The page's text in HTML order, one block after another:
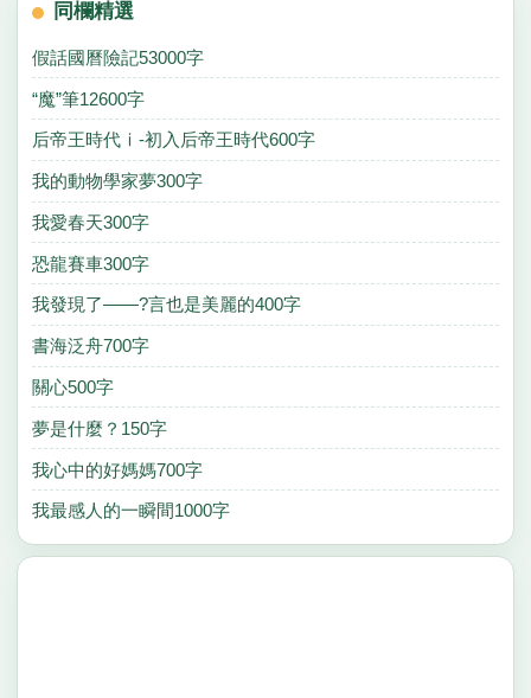
同欄精選
假話國曆險記53000字
“魔”筆12600字
后帝王時代ⅰ-初入后帝王時代600字
我的動物學家夢300字
我愛春天300字
恐龍賽車300字
我發現了——?言也是美麗的400字
書海泛舟700字
關心500字
夢是什麼？150字
我心中的好媽媽700字
我最感人的一瞬間1000字